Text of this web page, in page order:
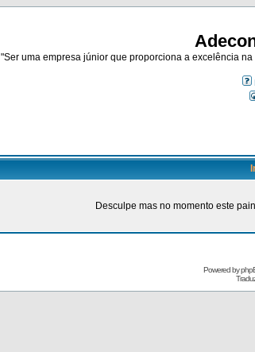
"Ser uma empresa júnior que proporciona a excelência
Desculpe mas no momento este
Powered by